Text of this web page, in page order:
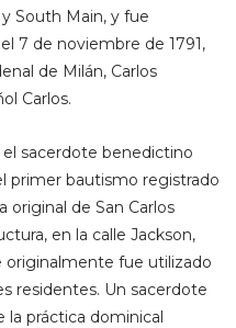
South Main, y fue
7 de noviembre de 1791,
de Milán, Carlos
Carlos.
sacerdote benedictino
primer bautismo registrado
original de San Carlos
en la calle Jackson,
originalmente fue utilizado
residentes. Un sacerdote
la práctica dominical